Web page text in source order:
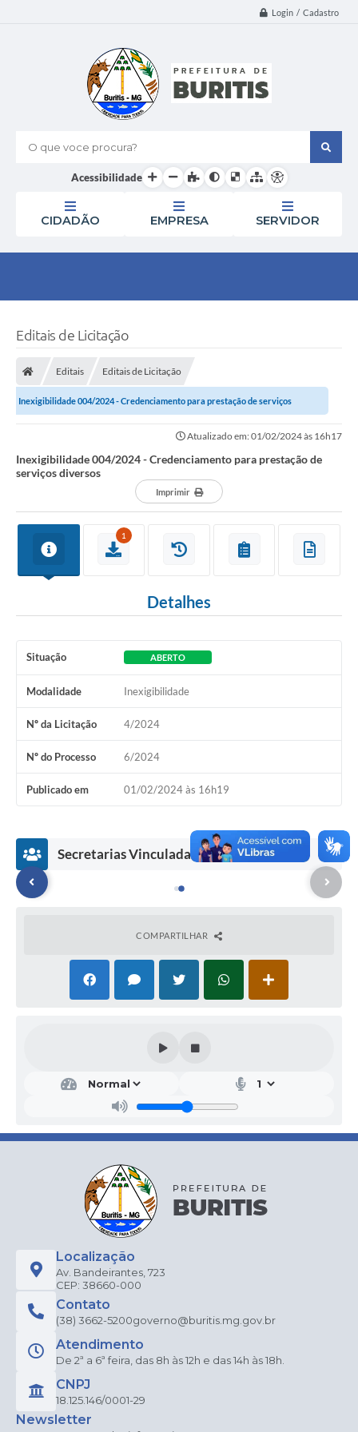
Login / Cadastro
O que voce procura?
Acessibilidade
CIDADÃO EMPRESA SERVIDOR
Editais de Licitação
Editais Editais de Licitação
Inexigibilidade 004/2024 - Credenciamento para prestação de serviços
Atualizado em: 01/02/2024 às 16h17
Inexigibilidade 004/2024 - Credenciamento para prestação de
serviços diversos
Imprimir
1
Detalhes
Situação ABERTO
Modalidade Inexigibilidade
Nº da Licitação 4/2024
Nº do Processo 6/2024
Publicado em 01/02/2024 às 16h19
Secretarias Vinculadas
etar
pal
Teix
eira
da
Silva
COMPARTILHAR
Localização
Av. Bandeirantes, 723
CEP: 38660-000
Contato
(38) 3662-5200governo@buritis.mg.gov.br
Atendimento
De 2ª a 6ª feira, das 8h às 12h e das 14h às 18h.
CNPJ
18.125.146/0001-29
Newsletter